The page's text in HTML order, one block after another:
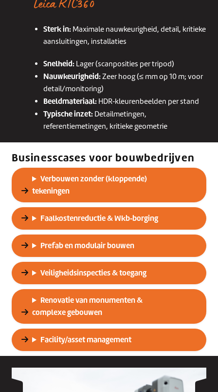
Sterk in: Maximale nauwkeurigheid, detail, kritieke
aansluitingen, installaties
Snelheid: Lager (scanposities per tripod)
Nauwkeurigheid: Zeer hoog (≤ mm op 10 m; voor
detail/monitoring)
Beeldmateriaal: HDR‑kleurenbeelden per stand
Typische inzet: Detailmetingen,
referentiemetingen, kritieke geometrie
Businesscases voor bouwbedrijven
Verbouwen zonder (kloppende)
tekeningen
Faalkostenreductie & Wkb‑borging
Prefab en modulair bouwen
Veiligheidsinspecties & toegang
Renovatie van monumenten &
complexe gebouwen
Facility/asset management